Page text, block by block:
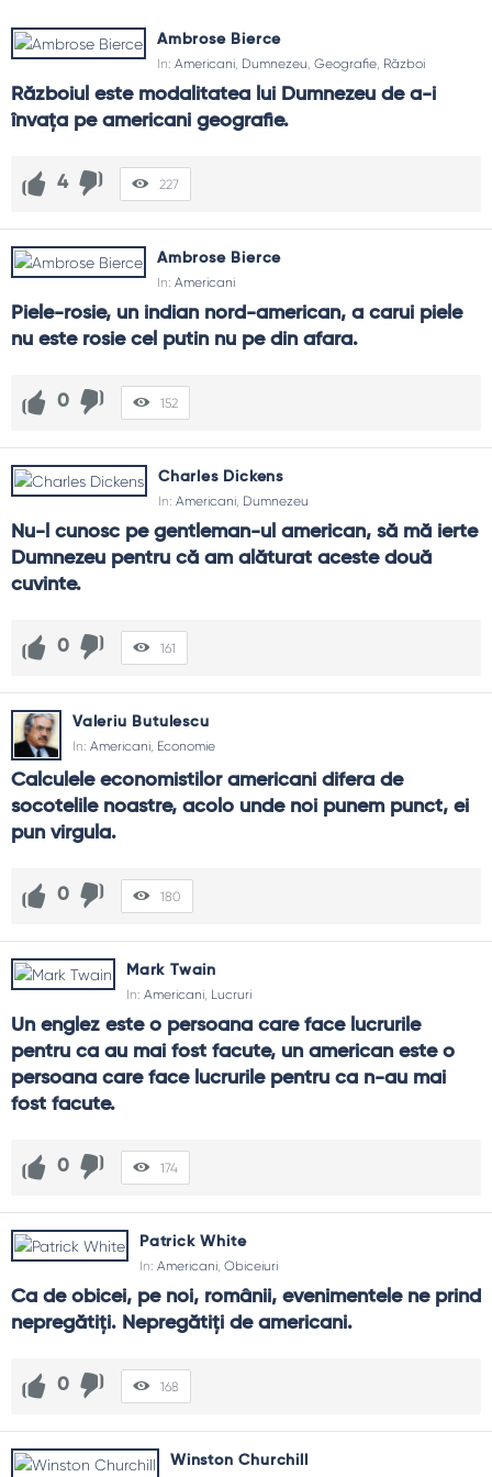
Ambrose Bierce
In: Americani, Dumnezeu, Geografie, Război
Războiul este modalitatea lui Dumnezeu de a-i
învaţa pe americani geografie.
4 227
Ambrose Bierce
In: Americani
Piele-rosie, un indian nord-american, a carui piele
nu este rosie cel putin nu pe din afara.
0 152
Charles Dickens
In: Americani, Dumnezeu
Nu-l cunosc pe gentleman-ul american, să mă ierte
Dumnezeu pentru că am alăturat aceste două
cuvinte.
0 161
Valeriu Butulescu
In: Americani, Economie
Calculele economistilor americani difera de
socotelile noastre, acolo unde noi punem punct, ei
pun virgula.
0 180
Mark Twain
In: Americani, Lucruri
Un englez este o persoana care face lucrurile
pentru ca au mai fost facute, un american este o
persoana care face lucrurile pentru ca n-au mai
fost facute.
0 174
Patrick White
In: Americani, Obiceiuri
Ca de obicei, pe noi, românii, evenimentele ne prind
nepregătiţi. Nepregătiţi de americani.
0 168
Winston Churchill